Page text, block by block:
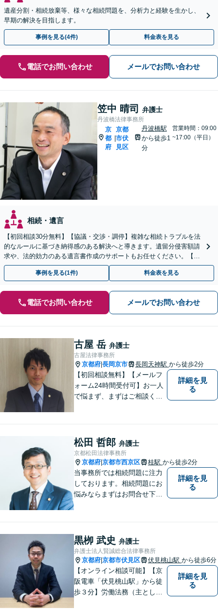
遺産分割・相続放棄等、様々な相続問題を、分析力と経験を生かし、
早期の解決を目指します。
事例を見る(4件) 料金表を見る
電話でお問い合わせ メールでお問い合わせ
笠中 晴司 弁護士
丹波橋法律事務所
京
都
府
京都
市伏
見区
丹波橋駅
から徒歩1
分
営業時間：09:00
~17:00（平日）
相続・遺言
【初回相談30分無料】【協議・交渉・調停】複雑な相続トラブルを法
的なルールに基づき納得感のある解決へと導きます。遺留分侵害額請
求や、法的効力のある遺言書作成のサポートもお任せください。【京
阪丹波橋駅徒歩1分】【初回相談無料】
事例を見る(1件) 料金表を見る
電話でお問い合わせ メールでお問い合わせ
古屋 岳 弁護士
古屋法律事務所
京都府 長岡京市 長岡天神駅 から徒歩2分
【初回相談無料】【メールフ
ォーム24時間受付可】お一人
で悩まず、まずはご相談くだ
詳細を見
る
松田 哲郎 弁護士
京都松田法律事務所
京都府 京都市西京区 桂駅 から徒歩2分
当事務所では相続問題に注力
しております。相続問題にお
悩みならまずはお問合せ下さ
詳細を見
る
黒栁 武史 弁護士
弁護士法人賢誠総合法律事務所
京都府 京都市伏見区 伏見桃山駅 から徒歩6分
【オンライン相談可能】【京
阪電車「伏見桃山駅」から徒
歩３分】労働法務（主として
詳細を見
る